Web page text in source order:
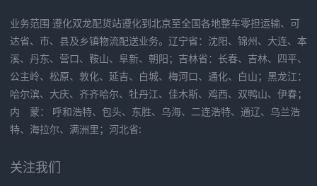
业务范围 遵化双龙配货站遵化到北京至全国各地整车零担运输、可
达省、市、县及乡镇物流配送业务。辽宁省：沈阳、锦州、大连、本
溪、丹东、营口、鞍山、阜新、朝阳；吉林省：长春、吉林、四平、
公主岭、松原、敦化、延吉、白城、梅河口、通化、白山；黑龙江：
哈尔滨、大庆、齐齐哈尔、牡丹江、佳木斯、鸡西、双鸭山、伊春；
内 蒙： 呼和浩特、包头、东胜、乌海、二连浩特、通辽、乌兰浩
特、海拉尔、满洲里；河北省:
关注我们